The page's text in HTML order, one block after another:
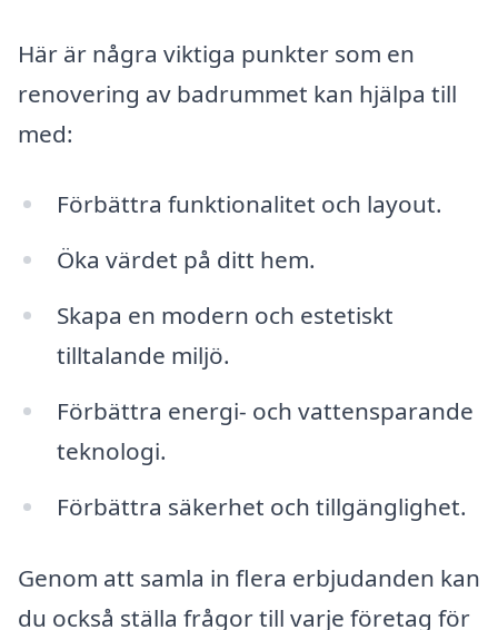
Här är några viktiga punkter som en
renovering av badrummet kan hjälpa till
med:
Förbättra funktionalitet och layout.
Öka värdet på ditt hem.
Skapa en modern och estetiskt
tilltalande miljö.
Förbättra energi- och vattensparande
teknologi.
Förbättra säkerhet och tillgänglighet.
Genom att samla in flera erbjudanden kan
du också ställa frågor till varje företag för